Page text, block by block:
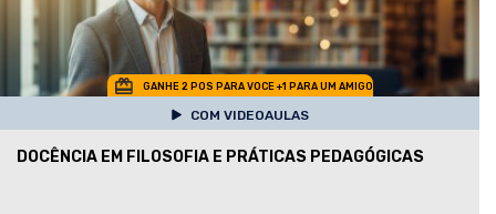
GANHE 2 POS PARA VOCE +1 PARA UM AMIGO
COM VIDEOAULAS
DOCÊNCIA EM FILOSOFIA E PRÁTICAS PEDAGÓGICAS